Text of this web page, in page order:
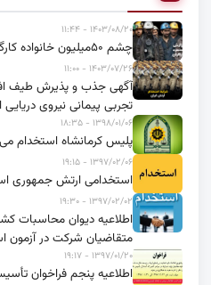
۱۴۰۳/۰۸/۲۰ - ۱۱:۴۴
چشم ۵۰میلیون خانواده کارگری ایران به هیئت رئیسه مجلس
۱۴۰۳/۰۷/۲۶ - ۱۱:۰۰
تجربی پیمانی نیروی
۱۳۹۸/۰۱/۰۶ - ۱۸:۳۵
پلیس کرمانشاه استخدام
۱۳۹۷/۰۲/۰۶ - ۱۹:۱۵
استخدامی ارتش جمهوری
۱۳۹۷/۰۲/۰۲ - ۱۹:۳۰
اطلاعیه دیوان محاسبات
متقاضیان شرکت در آزمون
۱۳۹۷/۰۱/۲۰ - ۱۹:۱۷
اطلاعیه پنجم فراخوان